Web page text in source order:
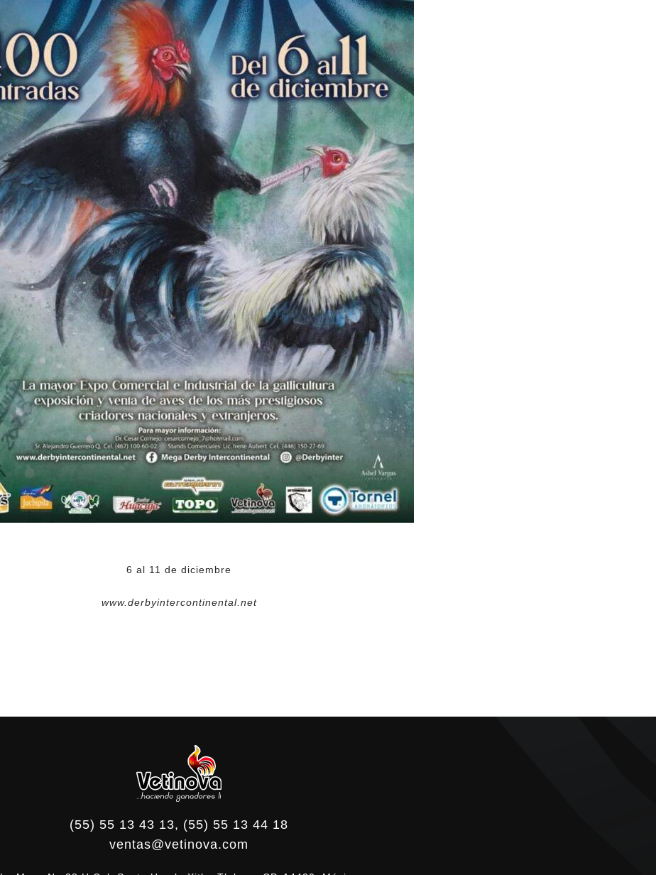
6 al 11 de diciembre
www.derbyintercontinental.net
(55) 55 13 43 13, (55) 55 13 44 18
ventas@vetinova.com